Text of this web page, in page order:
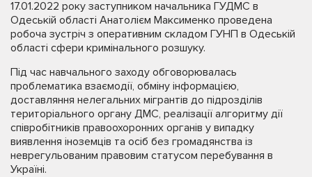
17.01.2022 року заступником начальника ГУДМС в
Одеській області Анатолієм Максименко проведена
робоча зустріч з оперативним складом ГУНП в Одеській
області сфери кримінального розшуку.
Під час навчального заходу обговорювалась
проблематика взаємодії, обміну інформацією,
доставляння нелегальних мігрантів до підрозділів
територіального органу ДМС, реалізації алгоритму дії
співробітників правоохоронних органів у випадку
виявлення іноземців та осіб без громадянства із
неврегульованим правовим статусом перебування в
Україні.